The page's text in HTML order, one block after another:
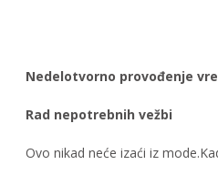
Nedelotvorno provođenje
Rad nepotrebnih vežbi
Ovo nikad neće izaći iz